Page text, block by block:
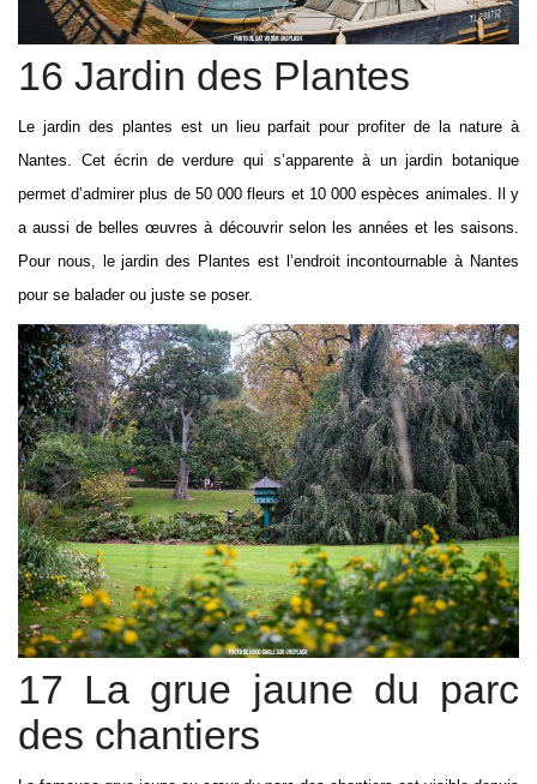
16 Jardin des Plantes
Le jardin des plantes est un lieu parfait pour profiter de la nature à
Nantes. Cet écrin de verdure qui s’apparente à un jardin botanique
permet d’admirer plus de 50 000 fleurs et 10 000 espèces animales. Il y
a aussi de belles œuvres à découvrir selon les années et les saisons.
Pour nous, le jardin des Plantes est l’endroit incontournable à Nantes
pour se balader ou juste se poser.
17 La grue jaune du parc
des chantiers